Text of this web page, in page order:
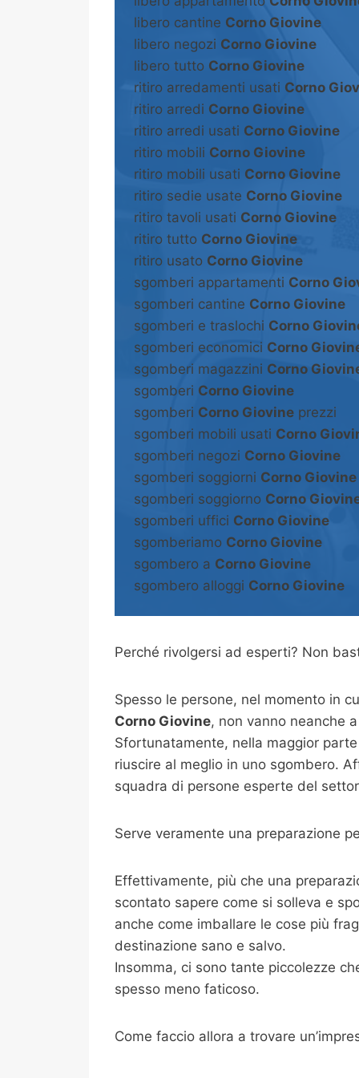
libero cantine Corno Giovine
libero negozi Corno Giovine
libero tutto Corno Giovine
ritiro arredamenti usati Corno
ritiro arredi Corno Giovine
ritiro arredi usati Corno Giovine
ritiro mobili Corno Giovine
ritiro mobili usati Corno Giovine
ritiro sedie usate Corno Giovine
ritiro tavoli usati Corno Giovine
ritiro tutto Corno Giovine
ritiro usato Corno Giovine
sgomberi appartamenti Corno
sgomberi cantine Corno Giovine
sgomberi e traslochi Corno
sgomberi economici Corno
sgomberi magazzini Corno
sgomberi Corno Giovine
sgomberi Corno Giovine prezzi
sgomberi mobili usati Corno
sgomberi negozi Corno Giovine
sgomberi soggiorni Corno Giovine
sgomberi soggiorno Corno
sgomberi uffici Corno Giovine
sgomberiamo Corno Giovine
sgombero a Corno Giovine
sgombero alloggi Corno Giovine
Perché rivolgersi ad esperti? Non
Spesso le persone, nel momento in
Corno Giovine, non vanno neanche
Sfortunatamente, nella maggior
riuscire al meglio in uno sgombero.
squadra di persone esperte del
Serve veramente una preparazione
Effettivamente, più che una
scontato sapere come si solleva e
anche come imballare le cose più
destinazione sano e salvo.
Insomma, ci sono tante piccolezze
spesso meno faticoso.
Come faccio allora a trovare